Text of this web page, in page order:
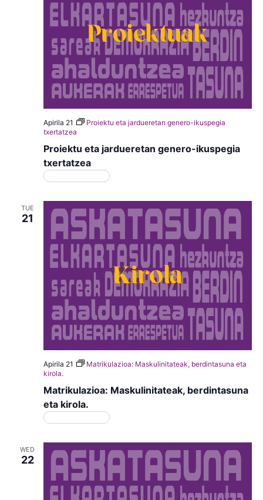
Proiektu eta jardueretan genero-ikuspegia
txertatzea
Apirila 21
Proiektu eta jardueretan genero-ikuspegia
txertatzea
TUE
21
Matrikulazioa: Maskulinitateak, berdintasuna
eta kirola.
Apirila 21
Matrikulazioa: Maskulinitateak, berdintasuna eta
kirola.
WED
22